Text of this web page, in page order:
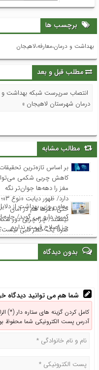
برچسب ها
بهداشت و درمان،معارفه،لاهیجان
مطلب قبل و بعد
انتصاب سرپرست شبکه بهداشت و
درمان شهرستان لاهیجان »
مطالب مشابه
بر اساس تازه‌ترین
کاهش چربی شکمی
مغز را دهه‌ها جوان‌تر نگه
دارد/ ظهور دیابت «نوع ۳»؛
حتی لاغرها هم در امان
نیستند/ چرا چربی دور
صرفاً یک خطر قلبی
معاون وزیر بهداشت از
کمبود دارو می گوید/ چاره
جز اصلاح قیمت نداریم
بدون دیدگاه
شما هم می توانید دیدگاه
کامل کردن گزینه های ستاره دار (*)
آدرس پست الکترونیکی شما محفوظ